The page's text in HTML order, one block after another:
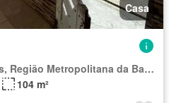
Casa
Região Imediata de Santos, Região Metropolitana da Baixada Santista
104 m²